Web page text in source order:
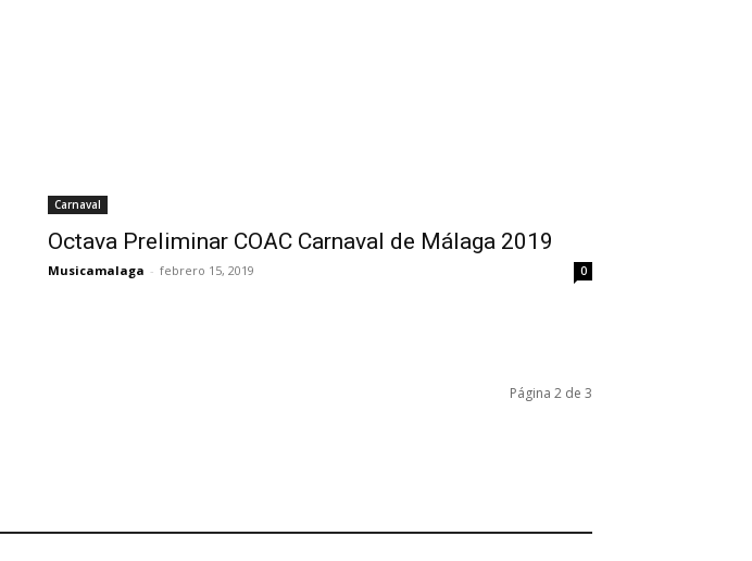
Carnaval
Octava Preliminar COAC Carnaval de Málaga 2019
Musicamalaga - febrero 15, 2019 0
Página 2 de 3